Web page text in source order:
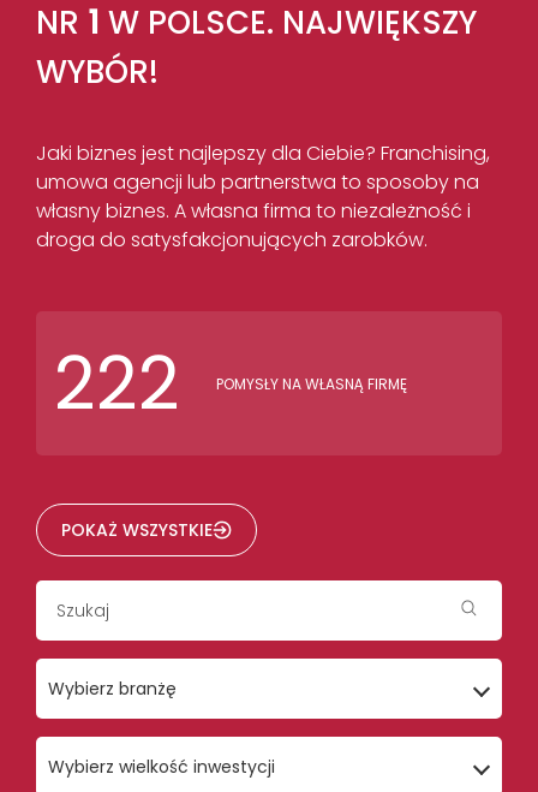
NR 1 W POLSCE. NAJWIĘKSZY
WYBÓR!
Jaki biznes jest najlepszy dla Ciebie? Franchising,
umowa agencji lub partnerstwa to sposoby na
własny biznes. A własna firma to niezależność i
droga do satysfakcjonujących zarobków.
222 POMYSŁY NA WŁASNĄ FIRMĘ
POKAŻ WSZYSTKIE
Wybierz branżę
Wybierz wielkość inwestycji